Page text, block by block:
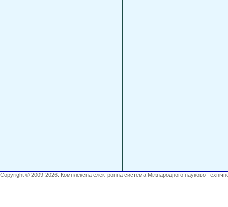
Copyright ® 2009-2026. Комплексна електронна система Міжнародного науково-